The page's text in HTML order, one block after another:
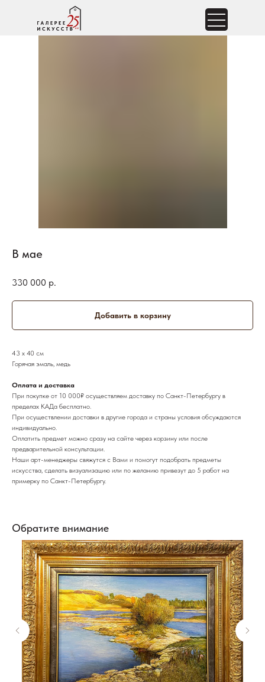
В мае
330 000 р.
Добавить в корзину
43 х 40 см
Горячая эмаль, медь
Оплата и доставка
При покупке от 10 000₽ осуществляем доставку по Санкт-Петербургу в
пределах КАДа бесплатно.
При осуществлении доставки в другие города и страны условия обсуждаются
индивидуально.
Оплатить предмет можно сразу на сайте через корзину или после
предварительной консультации.
Наши арт-менеджеры свяжутся с Вами и помогут подобрать предметы
искусства, сделать визуализацию или по желанию привезут до 5 работ на
примерку по Санкт-Петербургу.
Обратите внимание